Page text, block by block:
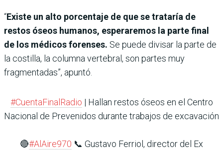
“Existe un alto porcentaje de que se trataría de
restos óseos humanos, esperaremos la parte final
de los médicos forenses. Se puede divisar la parte de
la costilla, la columna vertebral, son partes muy
fragmentadas”, apuntó.
#CuentaFinalRadio | Hallan restos óseos en el Centro
Nacional de Prevenidos durante trabajos de excavación
🔴#AlAire970 📞 Gustavo Ferriol, director del Ex